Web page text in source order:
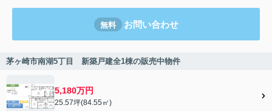
無料 お問い合わせ
茅ヶ崎市南湖5丁目 新築戸建全1棟の販売中物件
5,180万円
25.57坪(84.55㎡)